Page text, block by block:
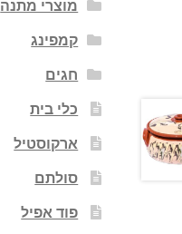
מוצרי מתנה
קמפינג
חגים
כלי בית
ארקוסטיל
סולתם
פוד אפיל